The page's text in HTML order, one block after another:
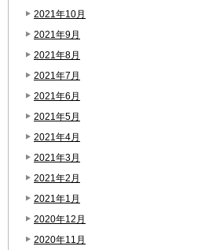
2021年10月
2021年9月
2021年8月
2021年7月
2021年6月
2021年5月
2021年4月
2021年3月
2021年2月
2021年1月
2020年12月
2020年11月